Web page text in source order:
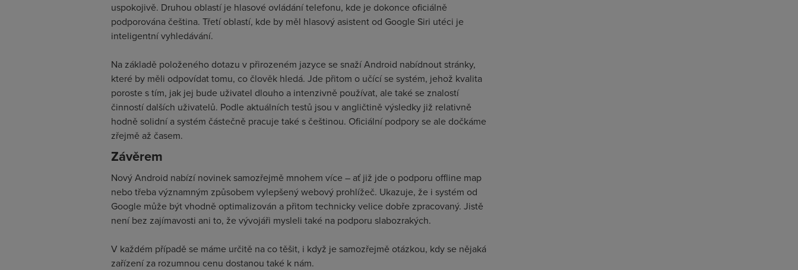
uspokojivě. Druhou oblastí je hlasové ovládání telefonu, kde je dokonce oficiálně
podporována čeština. Třetí oblastí, kde by měl hlasový asistent od Google Siri utéci je
inteligentní vyhledávání.
Na základě položeného dotazu v přirozeném jazyce se snaží Android nabídnout stránky,
které by měli odpovídat tomu, co člověk hledá. Jde přitom o učící se systém, jehož kvalita
poroste s tím, jak jej bude uživatel dlouho a intenzivně používat, ale také se znalostí
činností dalších uživatelů. Podle aktuálních testů jsou v angličtině výsledky již relativně
hodně solidní a systém částečně pracuje také s češtinou. Oficiální podpory se ale dočkáme
zřejmě až časem.
Závěrem
Nový Android nabízí novinek samozřejmě mnohem více – ať již jde o podporu offline map
nebo třeba významným způsobem vylepšený webový prohlížeč. Ukazuje, že i systém od
Google může být vhodně optimalizován a přitom technicky velice dobře zpracovaný. Jistě
není bez zajímavosti ani to, že vývojáři mysleli také na podporu slabozrakých.
V každém případě se máme určitě na co těšit, i když je samozřejmě otázkou, kdy se nějaká
zařízení za rozumnou cenu dostanou také k nám.